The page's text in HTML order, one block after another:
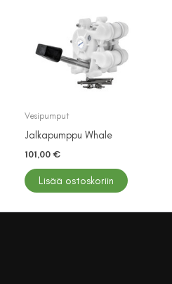
Vesipumput
Jalkapumppu Whale
101,00 €
Lisää ostoskoriin